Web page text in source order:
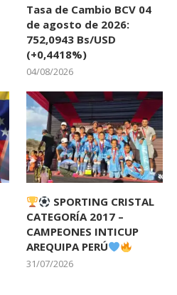
Tasa de Cambio BCV 04
de agosto de 2026:
752,0943 Bs/USD
(+0,4418%)
04/08/2026
SPORTING CRISTAL
CATEGORÍA 2017 –
CAMPEONES INTICUP
AREQUIPA PERÚ
31/07/2026